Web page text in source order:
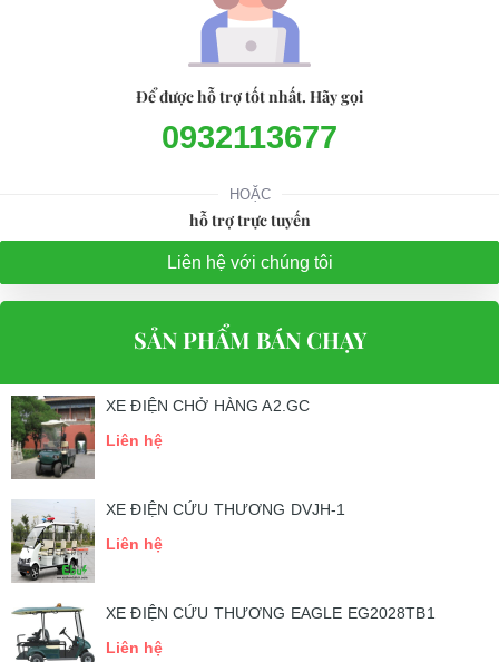
Xe điện chở hàng 2 chỗ LT-A2.H2 LVTONG
2. XE ĐIỆN SÂN GOLF LVTONG_A2.H2 chỗ phù hợp với
Xe điện chở hàng 2 chỗ LT-A2.H2 dùng để chở khách và các dụng
cụ của khách di chuyển trong khu vực nội địa nên đây là dòng xe
phù hợp với những mô hình kinh doanh như sân golf, khu resot,
khu du lịch,…
Bên cạnh đó, xe điện này rất linh hoạt vẫn có thể đáp ứng được
hóa. Vì đây là dòng xe vừa có thể chở người vừa có thể chở hàng
hóa.
3. Cấu tạo của XE ĐIỆN SÂN GOLF LVTONG_A2.H2
Xe điện chở hàng 2 chỗ LT-A2.H2 hiện đang được dùng rất phổ
biến trên thị trường vì những công dụng của nó mang lại. Không
chỉ nổi bật với thiết kế tinh xảo bắt mắt người dùng mà động cơ
bên trong cũng đảm bảo chất lượng tuyệt đối đem lại sự an tâm
của khách hàng về sản phẩm.
Để được hỗ trợ tốt nhất. Hãy gọi
0932113677
HOẶC
hỗ trợ trực tuyến
Liên hệ với chúng tôi
SẢN PHẨM BÁN CHẠY
XE ĐIỆN CHỞ HÀNG A2.GC
Liên hệ
XE ĐIỆN CỨU THƯƠNG DVJH-1
Liên hệ
XE ĐIỆN CỨU THƯƠNG EAGLE EG2028TB1
Liên hệ